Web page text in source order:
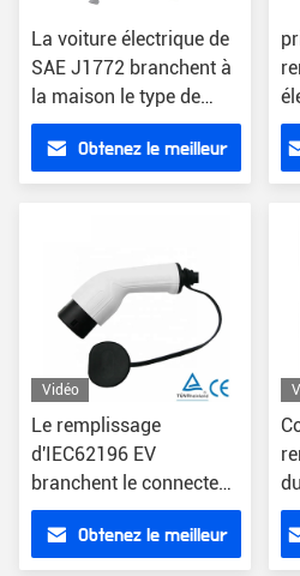
La voiture électrique de
SAE J1772 branchent à
la maison le type de
110V CCS - le
connecteur 2
Obtenez le meilleur
Vidéo
Le remplissage
d'IEC62196 EV
branchent le connecteur
de remplissage rapide
de C.C de la CE
Obtenez le meilleur